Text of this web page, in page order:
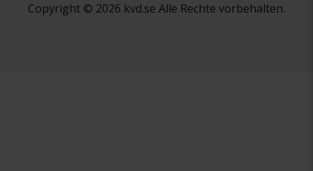
Copyright © 2026 kvd.se Alle Rechte vorbehalten.